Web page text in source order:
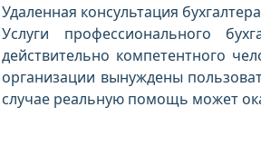
Удаленная консультация бухгалтера
Услуги профессионального
действительно компетентного
организации вынуждены
случае реальную помощь может